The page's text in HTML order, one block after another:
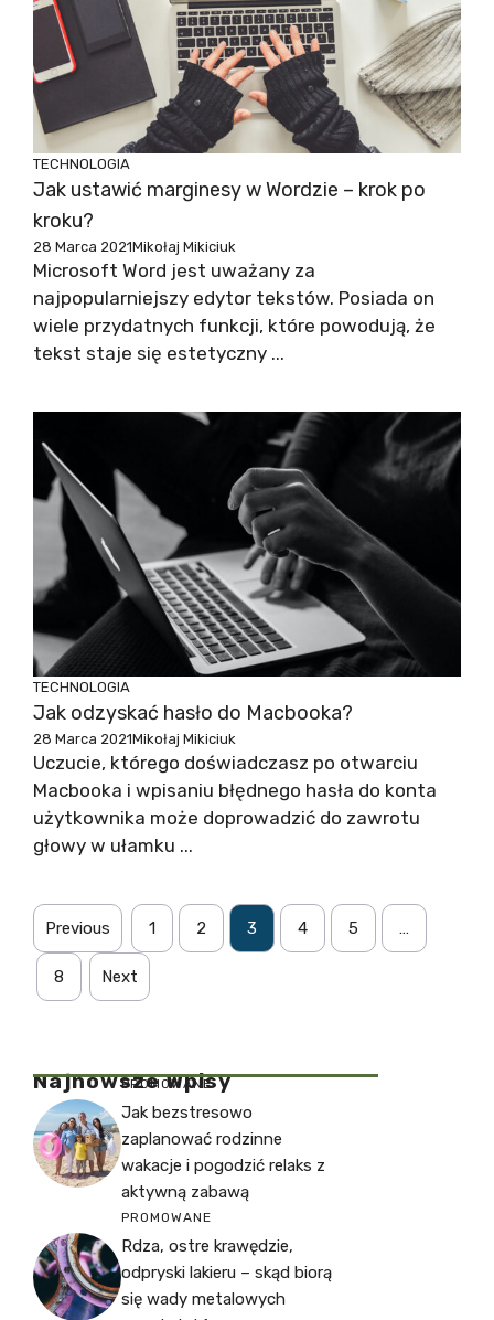
TECHNOLOGIA
Jak ustawić marginesy w Wordzie – krok po
kroku?
28 Marca 2021Mikołaj Mikiciuk
Microsoft Word jest uważany za
najpopularniejszy edytor tekstów. Posiada on
wiele przydatnych funkcji, które powodują, że
tekst staje się estetyczny ...
TECHNOLOGIA
Jak odzyskać hasło do Macbooka?
28 Marca 2021Mikołaj Mikiciuk
Uczucie, którego doświadczasz po otwarciu
Macbooka i wpisaniu błędnego hasła do konta
użytkownika może doprowadzić do zawrotu
głowy w ułamku ...
Previous 1 2 3 4 5 …
8 Next
Najnowsze Wpisy
PROMOWANE
Jak bezstresowo
zaplanować rodzinne
wakacje i pogodzić relaks z
aktywną zabawą
PROMOWANE
Rdza, ostre krawędzie,
odpryski lakieru – skąd biorą
się wady metalowych